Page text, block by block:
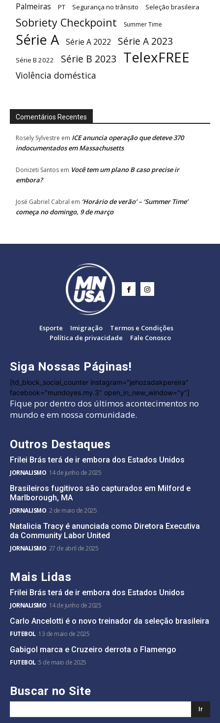
Palmeiras PT Segurança no trânsito Seleção brasileira
Sobriety Checkpoint Summer Time
Série A Série A 2022 Série A 2023
Série B 2022 Série B 2023 TelexFREE
Violência doméstica
Comentários Recentes
Rosely Sylvestre em ICE anuncia operação que deteve 370
indocumentados em Massachusetts
Donizeti Santos em Você tem um plano B caso precise ir
embora?
José Gabriel Cabral em ‘Horário de verão’ – ‘Summer Time’
começa no domingo, 9 de março
Esporte Imigração
Termos e Condições
Política de privacidade
Fale Conosco
Siga Nossas Páginas!
[td_block_social_counter instagram="jehozadakpereira"
facebook="mundoyes.my.3" open_in_new_window="y"]
Fique por dentro dos últimos acontecimentos no
mundo e em nossa comunidade.
Outros Destaques
Frilei Brás terá de ir embora dos Estados Unidos
JORNALISMO 14 de junho de 2025
Brasileiros fugitivos são capturados em Milford e
Marlborough, MA
JORNALISMO 2 de maio de 2025
Natalicia Tracy é anunciada como Diretora Executiva
da Community Labor United
JORNALISMO 27 de abril de 2025
Mais Lidas
Frilei Brás terá de ir embora dos Estados Unidos
JORNALISMO 14 de junho de 2025
Carlo Ancelotti é o novo treinador da seleção brasileira
FUTEBOL 13 de maio de 2025
Gabigol marca e Cruzeiro derrota o Flamengo
FUTEBOL 5 de maio de 2025
Buscar no Site
Ir